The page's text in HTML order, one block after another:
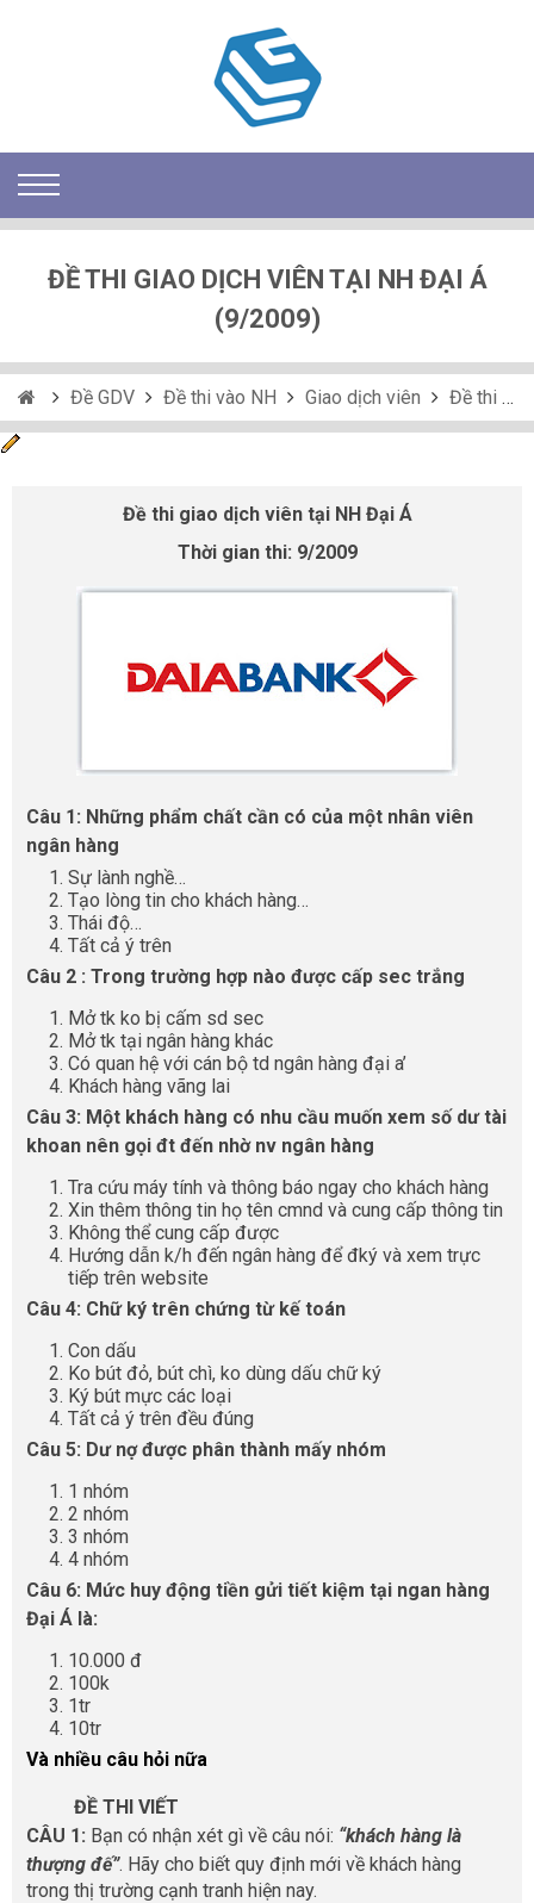
ĐỀ THI GIAO DỊCH VIÊN TẠI NH ĐẠI Á
(9/2009)
Đề GDV Đề thi vào NH Giao dịch viên Đề thi giao dịch viên tại NH Đại Á (9/2009)
Đề thi giao dịch viên tại NH Đại Á
Thời gian thi: 9/2009
Câu 1: Những phẩm chất cần có của một nhân viên
ngân hàng
Sự lành nghề…
Tạo lòng tin cho khách hàng…
Thái độ…
Tất cả ý trên
Câu 2 : Trong trường hợp nào được cấp sec trắng
Mở tk ko bị cấm sd sec
Mở tk tại ngân hàng khác
Có quan hệ với cán bộ td ngân hàng đại a’
Khách hàng vãng lai
Câu 3: Một khách hàng có nhu cầu muốn xem số dư tài
khoan nên gọi đt đến nhờ nv ngân hàng
Tra cứu máy tính và thông báo ngay cho khách hàng
Xin thêm thông tin họ tên cmnd và cung cấp thông tin
Không thể cung cấp được
Hướng dẫn k/h đến ngân hàng để đký và xem trực
tiếp trên website
Câu 4: Chữ ký trên chứng từ kế toán
Con dấu
Ko bút đỏ, bút chì, ko dùng dấu chữ ký
Ký bút mực các loại
Tất cả ý trên đều đúng
Câu 5: Dư nợ được phân thành mấy nhóm
1 nhóm
2 nhóm
3 nhóm
4 nhóm
Câu 6: Mức huy động tiền gửi tiết kiệm tại ngan hàng
Đại Á là:
10.000 đ
100k
1tr
10tr
Và nhiều câu hỏi nữa
ĐỀ THI VIẾT
CÂU 1: Bạn có nhận xét gì về câu nói: “khách hàng là
thượng đế”. Hãy cho biết quy định mới về khách hàng
trong thị trường cạnh tranh hiện nay.